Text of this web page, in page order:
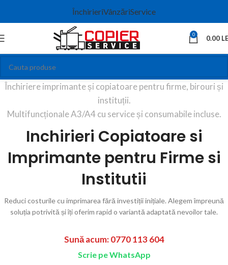
ÎnchirieriVânzăriService
0 0.00
Închiriere imprimante și copiatoare pentru firme, birouri și
instituții.
Multifuncționale A3/A4 cu service și consumabile incluse.
Inchirieri Copiatoare si
Imprimante pentru Firme si
Institutii
Reduci costurile cu imprimarea fără investiții inițiale. Alegem împreună
soluția potrivită și îți oferim rapid o variantă adaptată nevoilor tale.
Sună acum: 0770 113 604
Scrie pe WhatsApp